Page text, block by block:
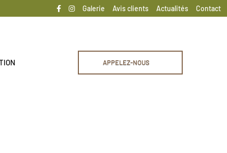
Galerie Avis clients Actualités Contact
APPELEZ-NOUS